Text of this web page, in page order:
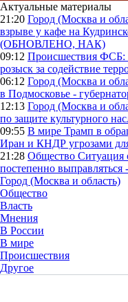
Актуальные материалы
21:20 Город (Москва и
взрыве у кафе на
(ОБНОВЛЕНО, НАК)
09:12 Происшествия ФСБ:
розыск за содействие
06:12 Город (Москва и
в Подмосковье -
12:13 Город (Москва и
по защите культурного
09:55 В мире Трамп в
Иран и КНДР угрозами
21:28 Общество Ситуация
постепенно выправляться
Город (Москва и область)
Общество
Власть
Мнения
В России
В мире
Происшествия
Другое